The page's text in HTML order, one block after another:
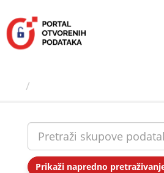
sadržaj
Prikaži napredno